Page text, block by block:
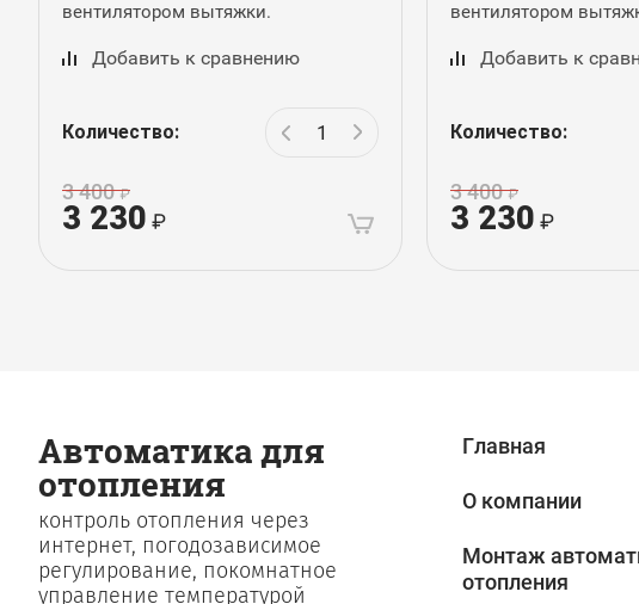
вентилятором вытяжки.
Добавить к сравнению
Количество:
3 400
3 230
вентилятором
Добавить к
Количество:
3 400
3 230
Автоматика для
отопления
контроль отопления через
интернет, погодозависимое
регулирование, покомнатное
управление температурой
Главная
О компании
Монтаж
отопления